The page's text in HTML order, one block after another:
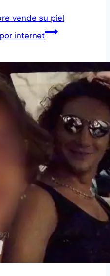
vende su piel
internet